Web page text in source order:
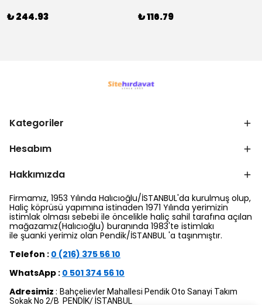
₺ 244.93 ₺ 116.79
Kategoriler
Hesabım
Hakkımızda
Firmamız, 1953 Yılında Halıcıoğlu/İSTANBUL'da kurulmuş olup,
Haliç köprüsü yapımına istinaden 1971 Yılında yerimizin
istimlak olması sebebi ile öncelikle haliç sahil tarafına açılan
mağazamız(Halıcıoğlu) buranında 1983'te istimlakı
ile şuanki yerimiz olan Pendik/İSTANBUL 'a taşınmıştır.
Telefon : 0 (216) 375 56 10
WhatsApp : 0 501 374 56 10
Adresimiz : Bahçelievler Mahallesi Pendik Oto Sanayi Takım
Sokak No 2/B PENDİK/ İSTANBUL